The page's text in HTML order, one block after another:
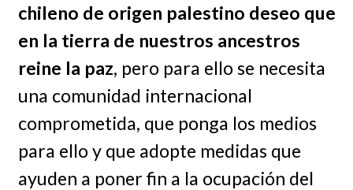
chileno de origen palestino deseo que
en la tierra de nuestros ancestros
reine la paz, pero para ello se necesita
una comunidad internacional
comprometida, que ponga los medios
para ello y que adopte medidas que
ayuden a poner fin a la ocupación del